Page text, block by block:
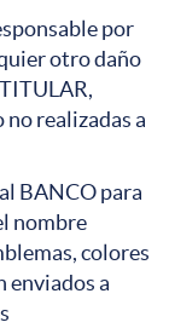
por
otro daño
realizadas a
BANCO para
nombre
colores
enviados a